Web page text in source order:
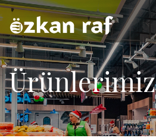
Ürünlerimiz